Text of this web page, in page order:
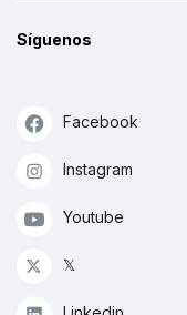
Síguenos
Facebook
Instagram
Youtube
𝕏